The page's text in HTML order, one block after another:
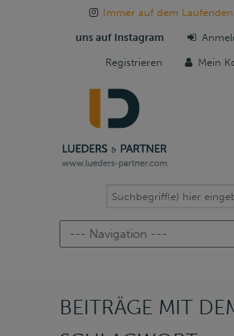
Immer auf dem
uns auf Instagram
Registrieren Mein
Navigation
BEITRÄGE MIT